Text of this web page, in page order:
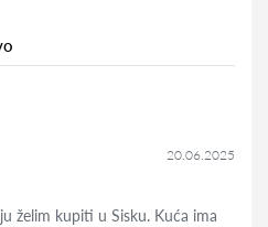
20.06.2025
želim kupiti u Sisku. Kuća ima